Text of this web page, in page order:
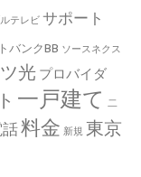
テレビ サポート
バンクBB ソースネクス
光 プロバイダ
一戸建て 二
料金 新規 東京